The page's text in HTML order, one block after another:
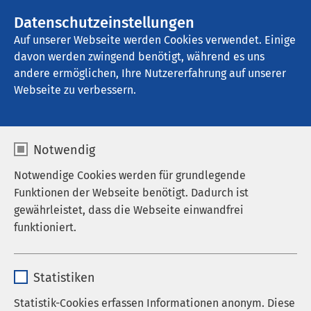
Datenschutzeinstellungen
Auf unserer Webseite werden Cookies verwendet. Einige
davon werden zwingend benötigt, während es uns
andere ermöglichen, Ihre Nutzererfahrung auf unserer
Webseite zu verbessern.
Notwendig
Notwendige Cookies werden für grundlegende
Funktionen der Webseite benötigt. Dadurch ist
gewährleistet, dass die Webseite einwandfrei
funktioniert.
Anbieter sgalinski
Statistiken
Statistik-Cookies erfassen Informationen anonym. Diese
AMEOS Klinikum Bremen
16.05.2017 AMEOS Klinikum Bremen
"Die Sprache der Sterne"
20.00 Uhr